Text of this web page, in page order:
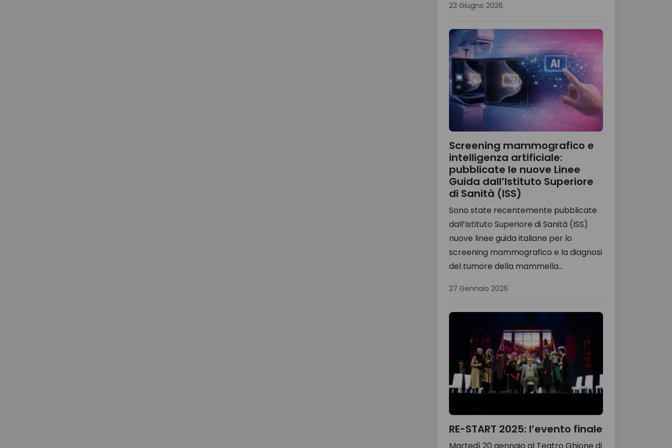
23 Giugno 2026
Screening mammografico e
intelligenza artificiale:
pubblicate le nuove Linee
Guida dall’Istituto Superiore
di Sanità (ISS)
Sono state recentemente pubblicate
dall’Istituto Superiore di Sanità (ISS)
nuove linee guida italiane per lo
screening mammografico e la diagnosi
del tumore della mammella...
27 Gennaio 2026
RE-START 2025: l’evento finale
Martedì 20 gennaio al Teatro Ghione di